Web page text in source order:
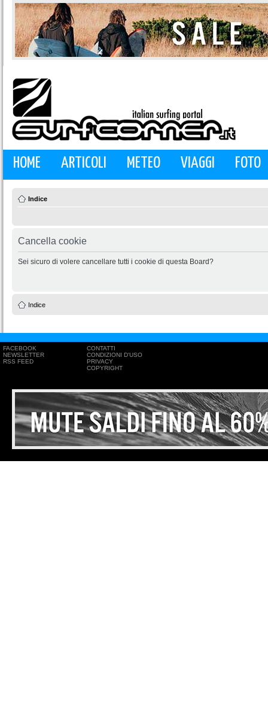
HOME ARTICOLI METEO VIAGGI FOTO
Indice
Cancella cookie
Sei sicuro di volere cancellare tutti i cookie di questa Board?
Indice
FACEBOOK
NEWSLETTER
RSS FEED
CONTATTI
CONDIZIONI D'USO
PRIVACY
COPYRIGHT